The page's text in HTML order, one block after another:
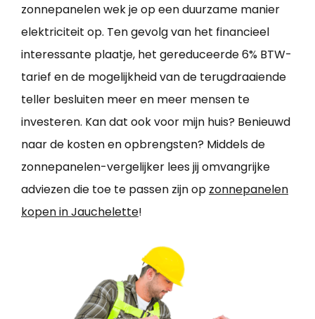
zonnepanelen wek je op een duurzame manier
elektriciteit op. Ten gevolg van het financieel
interessante plaatje, het gereduceerde 6% BTW-
tarief en de mogelijkheid van de terugdraaiende
teller besluiten meer en meer mensen te
investeren. Kan dat ook voor mijn huis? Benieuwd
naar de kosten en opbrengsten? Middels de
zonnepanelen-vergelijker lees jij omvangrijke
adviezen die toe te passen zijn op zonnepanelen
kopen in Jauchelette!